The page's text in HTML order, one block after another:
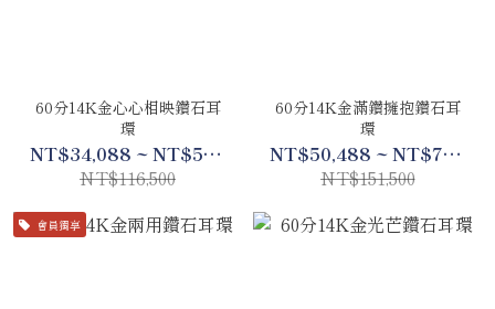
60分14K金心心相映鑽石耳
環
NT$34,088 ~ NT$54,788
NT$116,500
60分14K金滿鑽擁抱鑽石耳
環
NT$50,488 ~ NT$71,188
NT$151,500
會員獨享